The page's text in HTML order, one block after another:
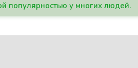
популярностью у многих людей.